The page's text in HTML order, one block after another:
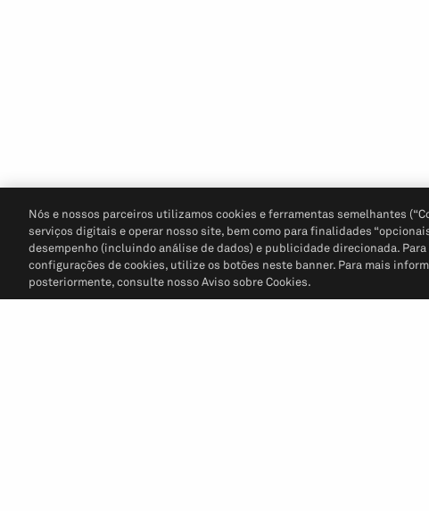
Nós e nossos parceiros utilizamos cookies e ferramentas semelhantes
serviços digitais e operar nosso site, bem como para finalidades
desempenho (incluindo análise de dados) e publicidade direcionada.
configurações de cookies, utilize os botões neste banner. Para mais
posteriormente, consulte nosso Aviso sobre Cookies.